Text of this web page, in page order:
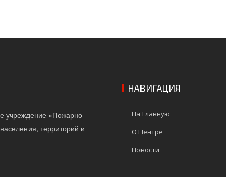
учреждение «Пожарно-
территорий и
НАВИГАЦИЯ
На Главную
О Центре
Новости